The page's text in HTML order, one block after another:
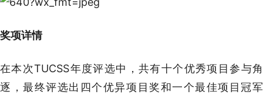
奖项详情
在本次TUCSS年度评选中，共有十个优秀项目参与角
逐，最终评选出四个优异项目奖和一个最佳项目冠军